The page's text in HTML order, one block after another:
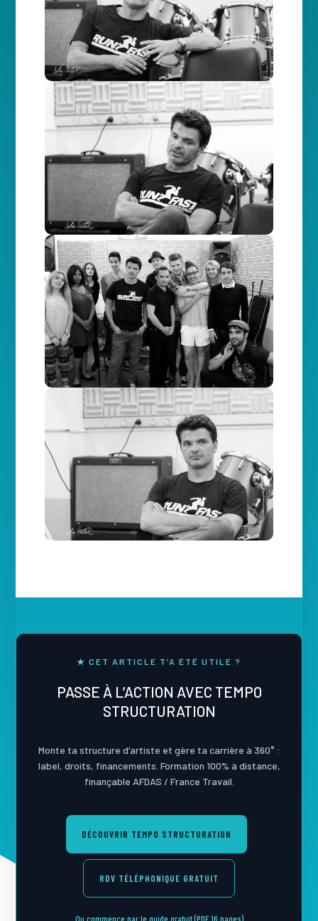
★ CET ARTICLE T’A ÉTÉ UTILE ?
PASSE À L’ACTION AVEC TEMPO
STRUCTURATION
Monte ta structure d’artiste et gère ta carrière à 360° :
label, droits, financements. Formation 100% à distance,
finançable AFDAS / France Travail.
DÉCOUVRIR TEMPO STRUCTURATION
RDV TÉLÉPHONIQUE GRATUIT